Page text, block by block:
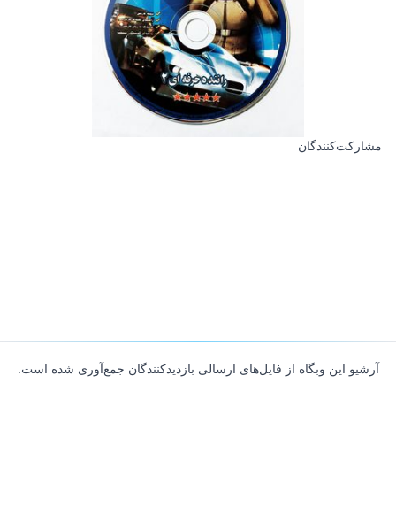
مشارکت‌کنندگان
آرشیو این وبگاه از فایل‌های ارسالی بازدیدکنندگان جمع‌آوری شده است.